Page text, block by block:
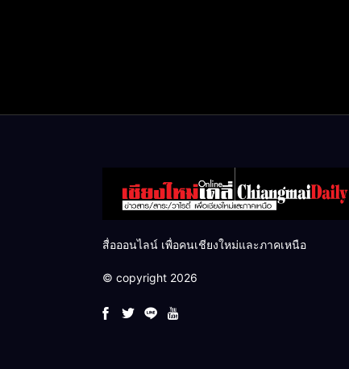
สื่อออนไลน์ เพื่อคนเชียงใหม่และภาคเหนือ
© copyright 2026